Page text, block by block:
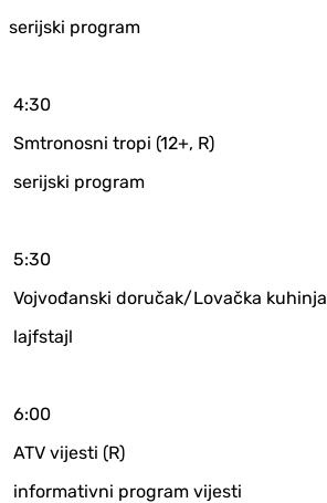
serijski program
4:30
Smtronosni tropi (12+, R)
serijski program
5:30
Vojvođanski doručak/Lovačka kuhinja
lajfstajl
6:00
ATV vijesti (R)
informativni program vijesti